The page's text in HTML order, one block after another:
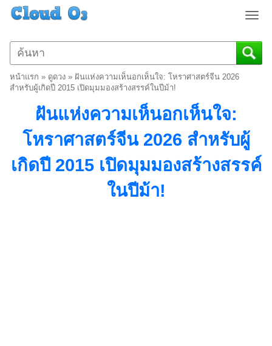
T
g
g
a
หน้าแรก » ดูดวง » ฝันแห่งความเห็นอกเห็นใจ: โหราศาสตร์จีน 2026
สำหรับผู้เกิดปี 2015 เปิดมุมมองสร้างสรรค์ในปีม้า!
ฝันแห่งความเห็นอกเห็นใจ:
โหราศาสตร์จีน 2026 สำหรับผู้
เกิดปี 2015 เปิดมุมมองสร้างสรรค์
ในปีม้า!